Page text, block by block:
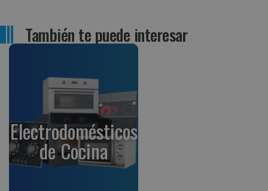
También te puede interesar
Electrodomésticos
de Cocina